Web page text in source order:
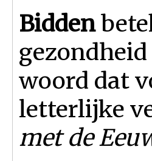
Bidden
woord dat
letterlijke
met de